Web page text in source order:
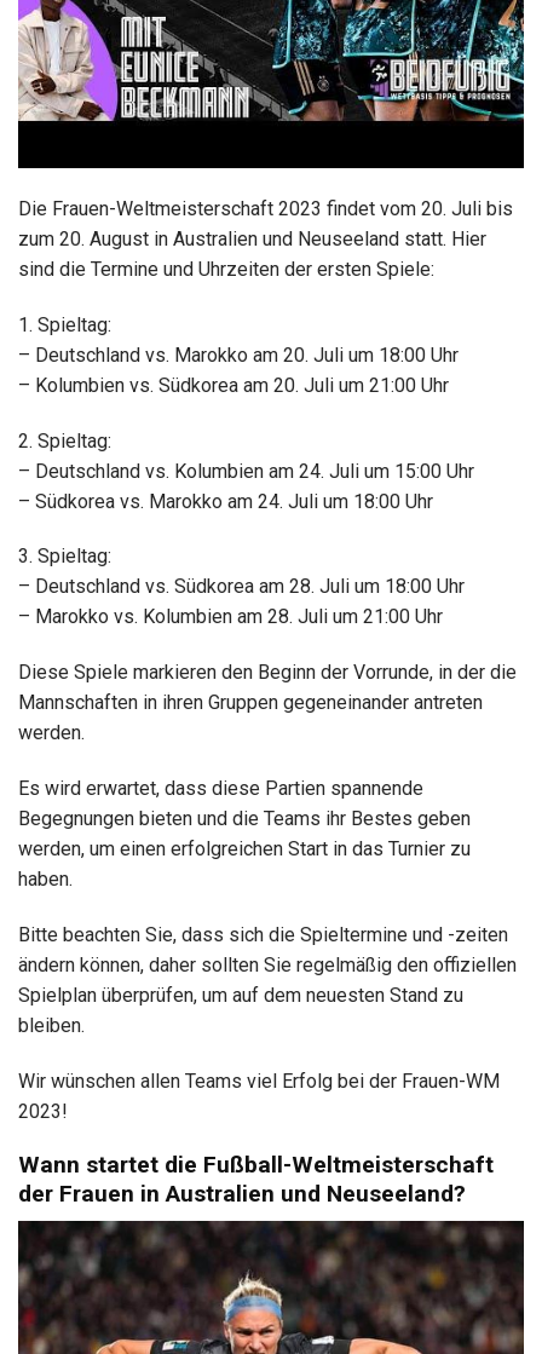
Die Frauen-Weltmeisterschaft 2023 findet vom 20. Juli bis
zum 20. August in Australien und Neuseeland statt. Hier
sind die Termine und Uhrzeiten der ersten Spiele:
1. Spieltag:
– Deutschland vs. Marokko am 20. Juli um 18:00 Uhr
– Kolumbien vs. Südkorea am 20. Juli um 21:00 Uhr
2. Spieltag:
– Deutschland vs. Kolumbien am 24. Juli um 15:00 Uhr
– Südkorea vs. Marokko am 24. Juli um 18:00 Uhr
3. Spieltag:
– Deutschland vs. Südkorea am 28. Juli um 18:00 Uhr
– Marokko vs. Kolumbien am 28. Juli um 21:00 Uhr
Diese Spiele markieren den Beginn der Vorrunde, in der die
Mannschaften in ihren Gruppen gegeneinander antreten
werden.
Es wird erwartet, dass diese Partien spannende
Begegnungen bieten und die Teams ihr Bestes geben
werden, um einen erfolgreichen Start in das Turnier zu
haben.
Bitte beachten Sie, dass sich die Spieltermine und -zeiten
ändern können, daher sollten Sie regelmäßig den offiziellen
Spielplan überprüfen, um auf dem neuesten Stand zu
bleiben.
Wir wünschen allen Teams viel Erfolg bei der Frauen-WM
2023!
Wann startet die Fußball-Weltmeisterschaft
der Frauen in Australien und Neuseeland?